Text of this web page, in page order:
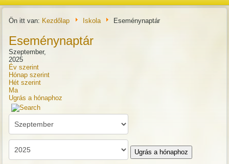
Ön itt van: Kezdőlap Iskola Eseménynaptár
Eseménynaptár
Szeptember,
2025
Év szerint
Hónap szerint
Hét szerint
Ma
Ugrás a hónaphoz
Ugrás a hónaphoz